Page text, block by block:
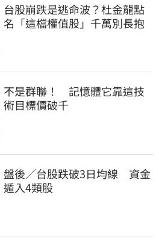
台股崩跌是逃命波？杜金龍點
名「這檔權值股」千萬別長抱
不是群聯！ 記憶體它靠這技
術目標價破千
盤後／台股跌破3日均線 資金
遁入4類股